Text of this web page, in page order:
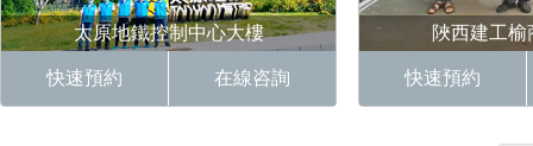
快速預約 在線咨詢
太原地鐵控制中心大樓
案例：施工簡介： 太原地鐵控制
快速預約
陜西建工
案例：施工簡介